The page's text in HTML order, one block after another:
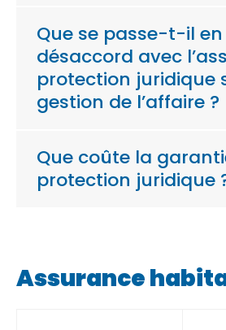
Que se passe-t-il
désaccord avec
protection juridique
gestion de l’affaire ?
Que coûte la
protection juridique
Assurance